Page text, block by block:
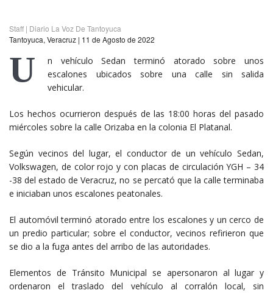
Staff | Diario La Voz De Tantoyuca
Tantoyuca, Veracruz | 11 de Agosto de 2022
U
n vehículo Sedan terminó atorado sobre unos
escalones ubicados sobre una calle sin salida
vehicular.
Los hechos ocurrieron después de las 18:00 horas del pasado
miércoles sobre la calle Orizaba en la colonia El Platanal.
Según vecinos del lugar, el conductor de un vehículo Sedan,
Volkswagen, de color rojo y con placas de circulación YGH – 34
-38 del estado de Veracruz, no se percató que la calle terminaba
e iniciaban unos escalones peatonales.
El automóvil terminó atorado entre los escalones y un cerco de
un predio particular; sobre el conductor, vecinos refirieron que
se dio a la fuga antes del arribo de las autoridades.
Elementos de Tránsito Municipal se apersonaron al lugar y
ordenaron el traslado del vehículo al corralón local, sin